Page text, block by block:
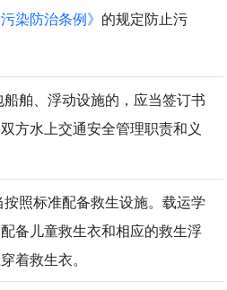
染防治条例》 的规定防止污
舶、浮动设施的，应当签订书
方水上交通安全管理职责和义
照标准配备救生设施。载运学
备儿童救生衣和相应的救生浮
着救生衣。